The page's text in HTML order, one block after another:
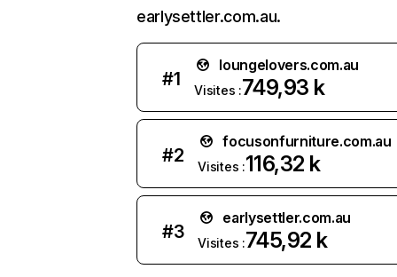
earlysettler.com.au.
#1
loungelovers.com.au
Visites :749,93 k
#2
focusonfurniture.com.au
Visites :116,32 k
#3
earlysettler.com.au
Visites :745,92 k